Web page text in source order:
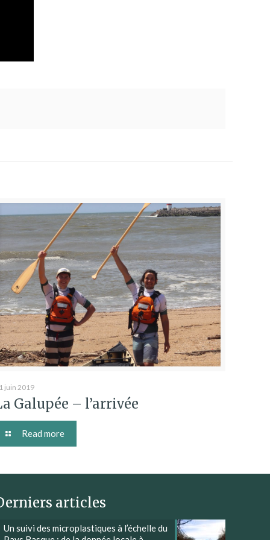
juin 2019
Galupée – l’arrivée
Read more
articles
Un suivi des microplastiques à l’échelle du